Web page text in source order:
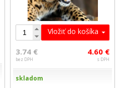
Vložiť do košíka
3.74 €
bez DPH
4.60 €
s DPH
skladom